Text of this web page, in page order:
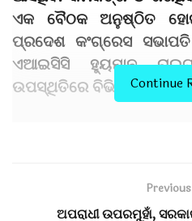
ଏକ ବୈଠକ ଅନୁଷ୍ଠିତ
ପ୍ରଦେଶ କଂଗ୍ରେସ
ଏଆଇସିସି ହ୍ୟୁମାନ
ଉପସ୍ଥିତିରେ ବିଭିନ୍ନ
ଆସ୍ଥା ନେଇ ଆସିଛି ।
Continue
ଅପରାଧୀ ଉପରମୁହାଁ,